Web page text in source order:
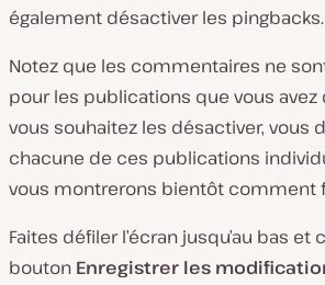
également désactiver les pingbacks.
Notez que les commentaires ne
pour les publications que vous avez
vous souhaitez les désactiver, vous
chacune de ces publications
vous montrerons bientôt comment
Faites défiler l’écran jusqu’au bas et
bouton Enregistrer les